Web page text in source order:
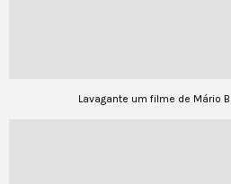
Lavagante um filme de Mário